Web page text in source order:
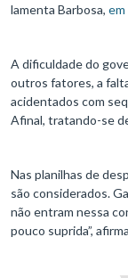
lamenta Barbosa,
A dificuldade do
outros fatores, a
acidentados com
Afinal, tratando-se
Nas planilhas de
são considerados.
não entram nessa
pouco suprida”,